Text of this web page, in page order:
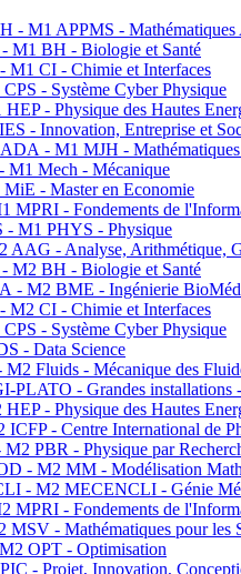
- M1 APPMS - Mathématiques
M1 BH - Biologie et Santé
CI - Chimie et Interfaces
- Système Cyber Physique
- Physique des Hautes
- Innovation, Entreprise et
- M1 MJH - Mathématiques
Mech - Mécanique
- Master en Economie
MPRI - Fondements de
- M1 PHYS - Physique
AAG - Analyse, Arithmétique,
M2 BH - Biologie et Santé
- M2 BME - Ingénierie
CI - Chimie et Interfaces
- Système Cyber Physique
- Data Science
Fluids - Mécanique des
PLATO - Grandes installations
- Physique des Hautes
- Centre International de
PBR - Physique par
- M2 MM - Modélisation
- M2 MECENCLI - Génie
MPRI - Fondements de
- Mathématiques pour les
OPT - Optimisation
- Projet, Innovation,